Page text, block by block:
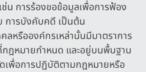
น การร้องขอข้อมูลเพื่อการฟ้อง
การบังคับคดี เป็นต้น
ลหรือองค์กรเหล่านั้นมีมาตราการ
ฎหมายกำหนด และอยู่บนพื้นฐาน
ดเพื่อการปฏิบัติตามกฎหมายหรือ